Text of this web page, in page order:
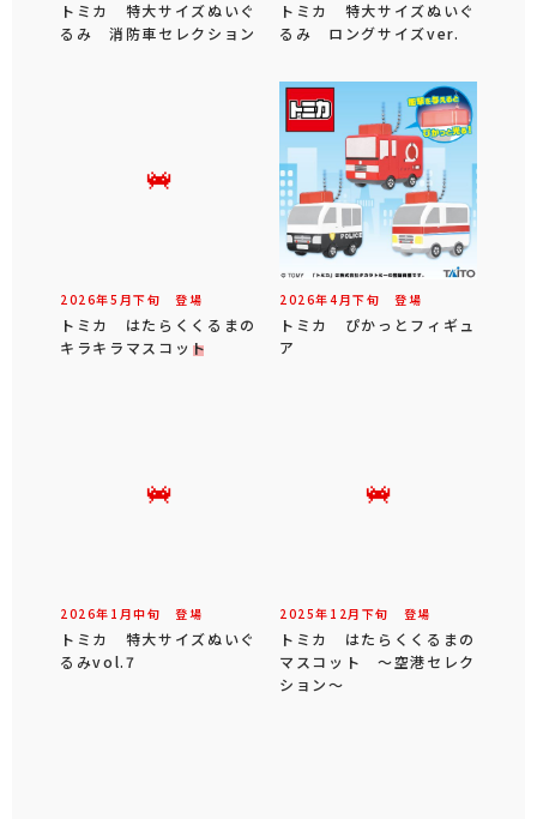
トミカ 特大サイズぬいぐ
るみ 消防車セレクション
トミカ 特大サイズぬいぐ
るみ ロングサイズver.
2026年5 月下旬 登場
トミカ はたらくくるまの
キラキラマスコット
2026年4 月下旬 登場
トミカ ぴかっとフィギュ
ア
2026年 1 月中旬 登場
トミカ 特大サイズぬいぐ
るみvol.7
2025年 12 月 下旬 登場
トミカ はたらくくるまの
マスコット ～空港セレク
ション～